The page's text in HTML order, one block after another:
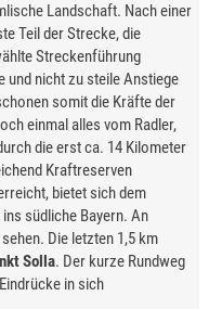
Landschaft. Nach einer
Teil der Strecke, die
Streckenführung
und nicht zu steile Anstiege
somit die Kräfte der
einmal alles vom Radler,
die erst ca. 14 Kilometer
Kraftreserven
bietet sich dem
ins südliche Bayern. An
Die letzten 1,5 km
Solla. Der kurze Rundweg
in sich